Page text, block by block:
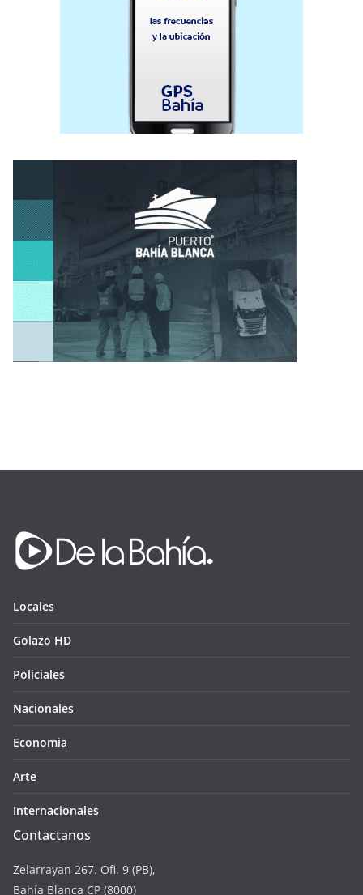
Locales
Golazo HD
Policiales
Nacionales
Economia
Arte
Internacionales
Contactanos
Zelarrayan 267. Ofi. 9 (PB),
Bahía Blanca CP (8000)